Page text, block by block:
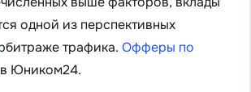
одной из перспективных
трафика. Офферы по
в Юником24.